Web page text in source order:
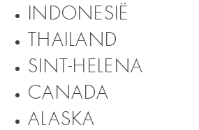
INDONESIË
THAILAND
SINT-HELENA
CANADA
ALASKA